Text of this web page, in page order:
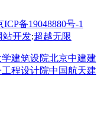
ICP备19048880号-1
站开发:超越无限
建筑设院北京中建建
程设计院中国航天建